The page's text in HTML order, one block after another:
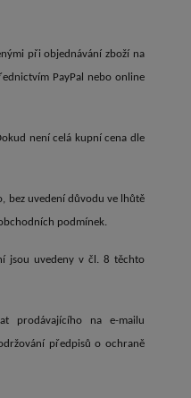
při objednávání zboží na
PayPal nebo online
není celá kupní cena dle
bez uvedení důvodu ve lhůtě
podmínek.
jsou uvedeny v čl. 8 těchto
prodávajícího na e-mailu
předpisů o ochraně